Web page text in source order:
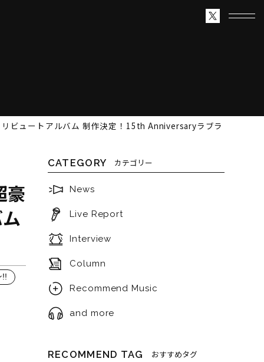
ビュートアルバム 制作決定！15th Anniversaryラブラ
豪
!!
CATEGORY カテゴリー
News
Live Report
Interview
Column
Recommend Music
and more
RECOMMEND TAG おすすめタグ